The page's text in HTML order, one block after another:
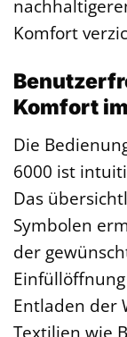
Komfort
Komfort
Die
6000 ist
Das
Symbolen
der
Entladen der
Textilien wie